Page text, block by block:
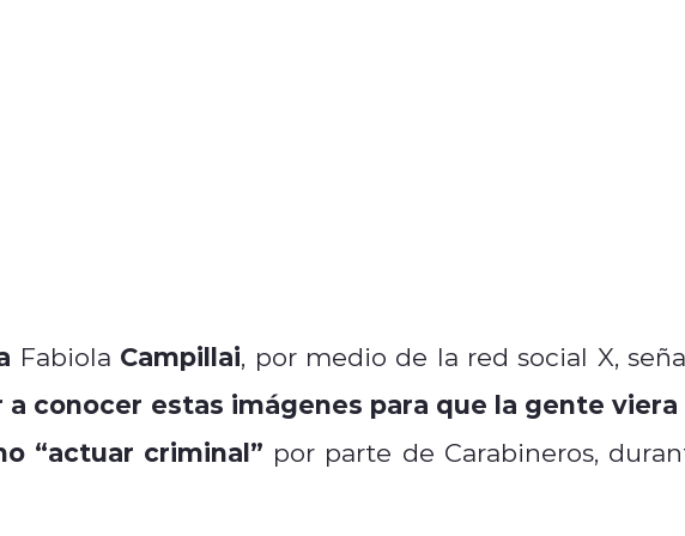
Fabiola Campillai, por medio de la red social X,
conocer estas imágenes para que la gente viera
“actuar criminal” por parte de Carabineros,